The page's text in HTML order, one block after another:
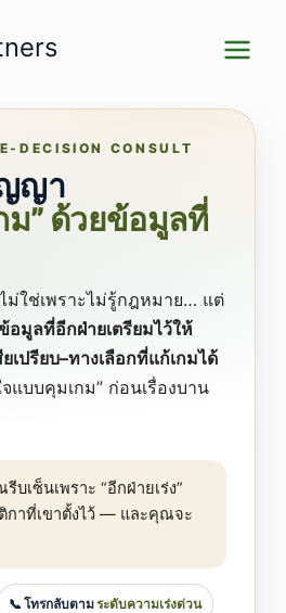
DECISION CONSULT
ญา
ม” ด้วยข้อมูลที่
ม่ใช่เพราะไม่รู้กฎหมาย… แต่
อมูลที่อีกฝ่ายเตรียมไว้ให้
ยเปรียบ–ทางเลือกที่แก้เกมได้
แบบคุมเกม” ก่อนเรื่องบาน
บเซ็นเพราะ “อีกฝ่ายเร่ง”
กาที่เขาตั้งไว้ — และคุณจะ
📞 โทรกลับตามระดับความเร่งด่วน